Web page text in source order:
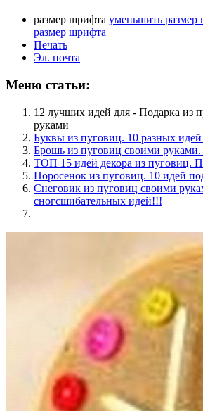
размер шрифта уменьшить размер
размер шрифта
Печать
Эл. почта
Меню статьи:
12 лучших идей для - Подарка из
руками
Буквы из пуговиц. 10 разных
Брошь из пуговиц своими
ТОП 15 идей декора из пуговиц.
Поросенок из пуговиц. 10 идей
Снеговик из пуговиц своими
сногсшибательных идей!!!